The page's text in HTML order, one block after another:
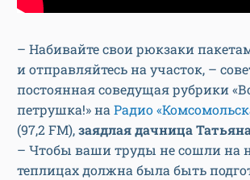
– Набивайте свои рюкзаки
и отправляйтесь на участок, –
постоянная соведущая рубрики
петрушка!» на Радио
(97,2 FM),заядлая дачница
– Чтобы ваши труды не сошли на
теплицах должна была быть